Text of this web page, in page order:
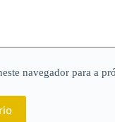
navegador para a